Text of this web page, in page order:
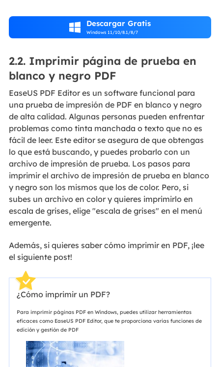
 Descargar Gratis
Windows 11/10/8.1/8/7
2.2. Imprimir página de prueba en
blanco y negro PDF
EaseUS PDF Editor es un software funcional para
una prueba de impresión de PDF en blanco y negro
de alta calidad. Algunas personas pueden enfrentar
problemas como tinta manchada o texto que no es
fácil de leer. Este editor se asegura de que obtengas
lo que está buscando, y puedes probarlo con un
archivo de impresión de prueba. Los pasos para
imprimir el archivo de impresión de prueba en blanco
y negro son los mismos que los de color. Pero, si
subes un archivo en color y quieres imprimirlo en
escala de grises, elige "escala de grises" en el menú
emergente.
Además, si quieres saber cómo imprimir en PDF, ¡lee
el siguiente post!
¿Cómo imprimir un PDF?
Para imprimir páginas PDF en Windows, puedes utilizar herramientas
eficaces como EaseUS PDF Editor, que te proporciona varias funciones de
edición y gestión de PDF